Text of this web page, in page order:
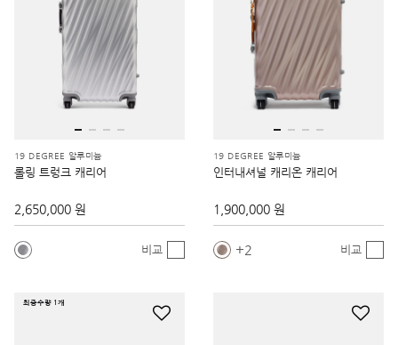
19 DEGREE 알루미늄
롤링 트렁크 캐리어
2,650,000 원
비교
19 DEGREE 알루미늄
인터내셔널 캐리온 캐리어
1,900,000 원
2 비교
최종수량 1개